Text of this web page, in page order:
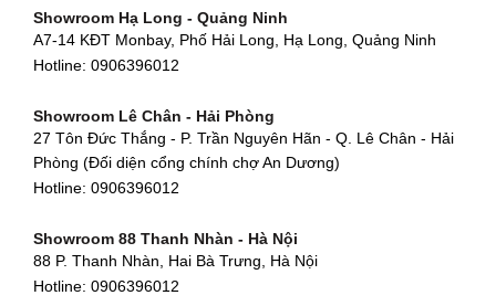
580 Phan Văn Trị, Phường 7, Quận 5, TP HCM
Hotline:0906396012
90 Đ. Cộng Hòa, Phường 4, Tân Bình, TP HCM
Hotline:0906396012
Hotline:0906396012
Showroom Cẩm Lệ - Đà Nẵng
Hotline:0906396012
Showroom Huế
54 Hùng Vương, Phú Hội, Thành phố Huế, Thừa Thiên Huế
Showroom Hà Tĩnh
82 Quang Trung, Thạch Quý, Hà Tĩnh
Showroom Hạ Long - Quảng Ninh
A7-14 KĐT Monbay, Phố Hải Long, Hạ Long, Quảng Ninh
Hotline: 0906396012
Showroom Lê Chân - Hải Phòng
27 Tôn Đức Thắng - P. Trần Nguyên Hãn - Q. Lê Chân - Hải
Phòng (Đối diện cổng chính chợ An Dương)
Hotline: 0906396012
Showroom 88 Thanh Nhàn - Hà Nội
88 P. Thanh Nhàn, Hai Bà Trưng, Hà Nội
Hotline: 0906396012